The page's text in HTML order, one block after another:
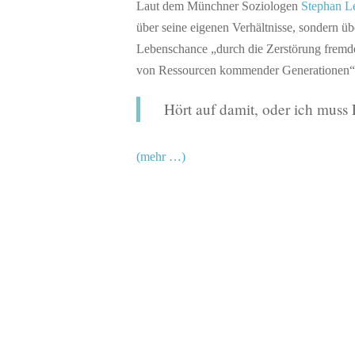
Laut dem Münchner Soziologen Stephan
über seine eigenen Verhältnisse, sondern
Lebenschance „durch die Zerstörung
von Ressourcen kommender
Hört auf damit, oder ich muss
(mehr …)